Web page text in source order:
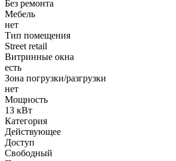
Без ремонта
Мебель
нет
Тип помещения
Street retail
Витринные окна
есть
Зона погрузки/разгрузки
нет
Мощность
13 кВт
Категория
Действующее
Доступ
Свободный